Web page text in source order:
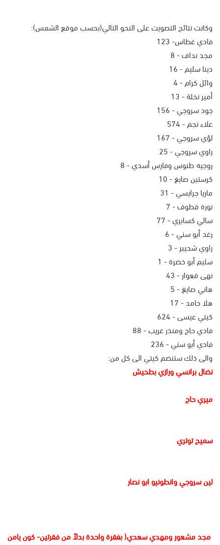
وكانت نتائج التصويت على النحو التالي(بحسب موقع الشمس):
فادي غطاس- 123
مجد نداف - 8
دينا سليم - 16
وائل كرام - 4
أمير نخلة - 13
جود سروجي - 156
علاء نجم - 574
لؤي سروجي - 167
راوي سروجي - 25
روجيه طنوس وفارس أسدي - 8
كرستين صايغ - 10
ماريا جرايسي - 31
نورة قطوف - 7
سالي كسابري - 77
رغد أبو سني - 6
راوي شحيبر - 3
سليم أبو خضرة - 1
نهى قعوار - 43
هاني صايغ - 5
هلا حامد - 17
كيتي عيسى - 624
فادي حاج ومنذر غريب - 88
فادي أبو سني - 236
والى ذلك ستنضم كيتي الى كل من:
نضال برانسي ورازي بطحيش
ميري حاج
سميح توتري
لين سروجي وانطونيو ابو نصار
مجد مشعور ومهدي سعدي( بفقرة واحدة بدلاً من فقرتين- كون يامن